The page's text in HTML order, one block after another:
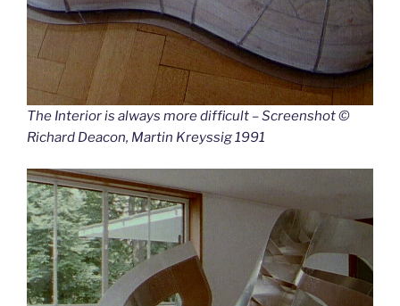
The Interior is always more difficult – Screenshot ©
Richard Deacon, Martin Kreyssig 1991